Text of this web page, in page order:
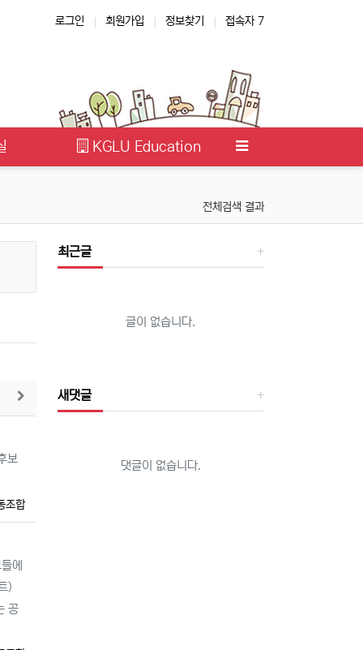
로그인 회원가입 정보찾기 접속자 7
KGLU Education
전체검색 결과
게시판에서 더보기
보
조합
에
)
공
최근글
글이 없습니다.
새댓글
댓글이 없습니다.